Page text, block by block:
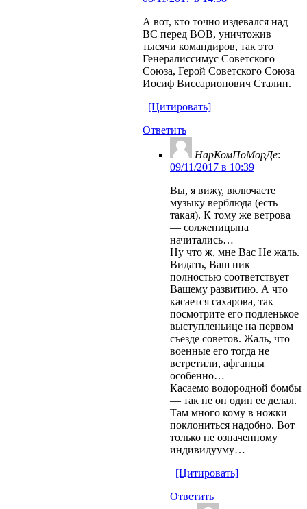
А вот, кто точно издевался над
ВС перед ВОВ, уничтожив
тысячи командиров, так это
Генералиссимус Советского
Союза, Герой Советского Союза
Иосиф Виссарионович Сталин.
[Цитировать]
Ответить
НарКомПоМорДе:
09/11/2017 в 10:39
Вы, я вижу, включаете
музыку верблюда (есть
такая). К тому же ветрова
— солженицына
начитались…
Ну что ж, мне Вас Не жаль.
Видать, Ваш ник
полностью соответствует
Вашему развитию. А что
касается сахарова, так
посмотрите его подленькое
выступленьице на первом
съезде советов. Жаль, что
военные его тогда не
встретили, афганцы
особенно…
Касаемо водородной бомбы
— так не он один ее делал.
Там много кому в ножки
поклониться надобно. Вот
только не означенному
индивидууму…
[Цитировать]
Ответить